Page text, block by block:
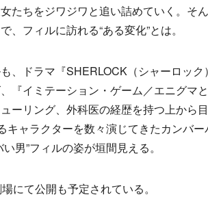
たちをジワジワと追い詰めていく。そ
フィルに訪れる“ある変化”とは。
ドラマ『SHERLOCK（シャーロック
『イミテーション・ゲーム／エニグマ
ーリング、外科医の経歴を持つ上から
キャラクターを数々演じてきたカンバ
男”フィルの姿が垣間見える。
て公開も予定されている。